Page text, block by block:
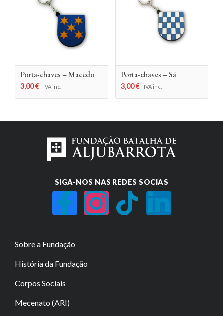
Porta-chaves – Macedo
3,00€ IVA inc.
Porta-chaves – Sá
3,00€ IVA inc.
SIGA-NOS NAS REDES SOCIAS
Sobre a Fundação
História da Fundação
Corpos Sociais
Mecenato (ARI)